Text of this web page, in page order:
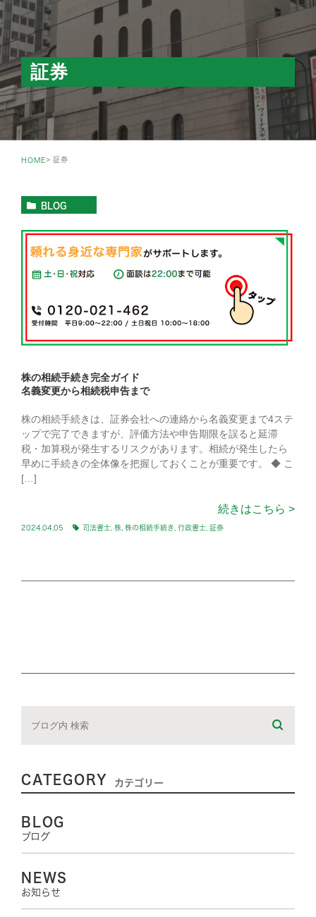
証券
HOME 証券
BLOG
株の相続手続き完全ガイド
名義変更から相続税申告まで
株の相続手続きは、証券会社への連絡から名義変更まで4ステ
ップで完了できますが、評価方法や申告期限を誤ると延滞
税・加算税が発生するリスクがあります。相続が発生したら
早めに手続きの全体像を把握しておくことが重要です。 ◆ こ
[…]
続きはこちら >
2024.04.05 司法書士 株 株の相続手続き 行政書士 証券
CATEGORY カテゴリー
BLOG
ブログ
NEWS
お知らせ